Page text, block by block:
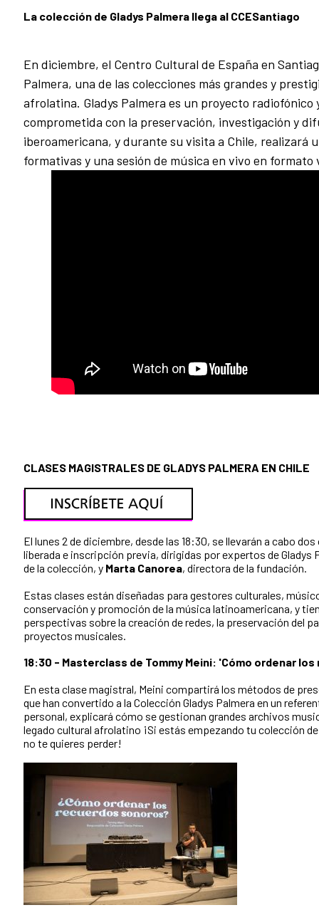
La colección de Gladys Palmera llega al CCESantiago
En diciembre, el Centro Cultural de España en
Palmera, una de las colecciones más grandes y
afrolatina. Gladys Palmera es un proyecto
comprometida con la preservación, investigación y
iberoamericana, y durante su visita a Chile, realizará
formativas y una sesión de música en vivo en formato
CLASES MAGISTRALES DE GLADYS PALMERA EN CHILE
El lunes 2 de diciembre, desde las 18:30, se llevarán a cabo
liberada e inscripción previa, dirigidas por expertos de Gladys
de la colección, y Marta Canorea, directora de la fundación.
Estas clases están diseñadas para gestores culturales,
conservación y promoción de la música latinoamericana, y
perspectivas sobre la creación de redes, la preservación del
proyectos musicales.
18:30 - Masterclass de Tommy Meini: 'Cómo ordenar
En esta clase magistral, Meini compartirá los métodos de
que han convertido a la Colección Gladys Palmera en un
personal, explicará cómo se gestionan grandes archivos
legado cultural afrolatino ¡Si estás empezando tu colección
no te quieres perder!